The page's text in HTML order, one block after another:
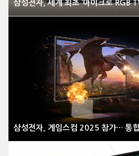
삼성전자, 게임스컴 2025 참가… 통